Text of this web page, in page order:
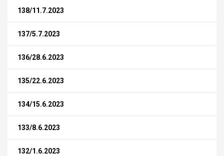
138/11.7.2023
137/5.7.2023
136/28.6.2023
135/22.6.2023
134/15.6.2023
133/8.6.2023
132/1.6.2023